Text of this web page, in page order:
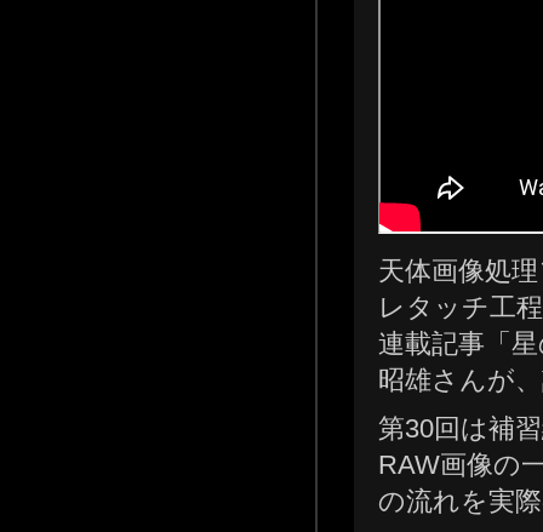
天体画像処
レタッチ工
連載記事「
昭雄さんが
第30回は補
RAW画像の
の流れを実